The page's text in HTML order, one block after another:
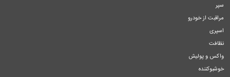
سپر
مراقبت از خودرو
اسپری
نظافت
واکس و پولیش
خوشبوکننده